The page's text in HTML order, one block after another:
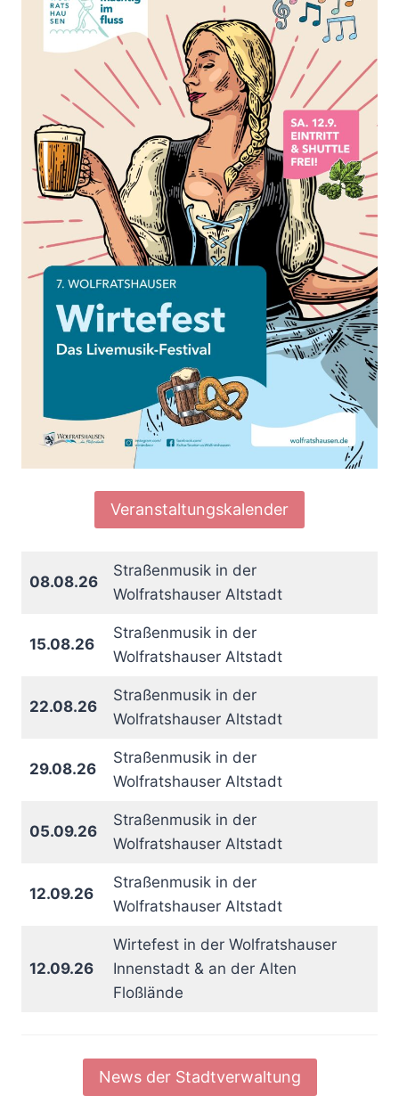
Veranstaltungskalender
08.08.26
Straßenmusik in der
Wolfratshauser Altstadt
15.08.26
Straßenmusik in der
Wolfratshauser Altstadt
22.08.26
Straßenmusik in der
Wolfratshauser Altstadt
29.08.26
Straßenmusik in der
Wolfratshauser Altstadt
05.09.26
Straßenmusik in der
Wolfratshauser Altstadt
12.09.26
Straßenmusik in der
Wolfratshauser Altstadt
12.09.26
Wirtefest in der Wolfratshauser
Innenstadt & an der Alten
Floßlände
News der Stadtverwaltung